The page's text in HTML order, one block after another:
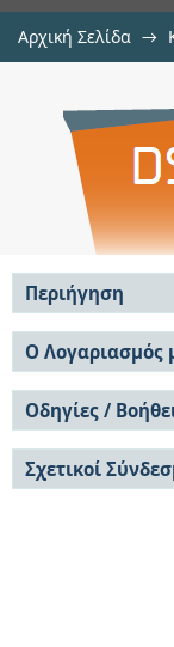
Αρχική Σελίδα →
Curvaton
Περιήγηση
Σε όλο το DSpace
Κοινότητες &
Ανά Ημερομηνία
Έκδοσης
Συγγραφείς
Τίτλοι
Θέματα
Ο Λογαριασμός
Σύνδεση
Εγγραφή
Οδηγίες /
Οδηγίες Υποβολής
Οδηγίες Χρήσης ΙΑ
Συχνές Ερωτήσεις
Σχετικοί